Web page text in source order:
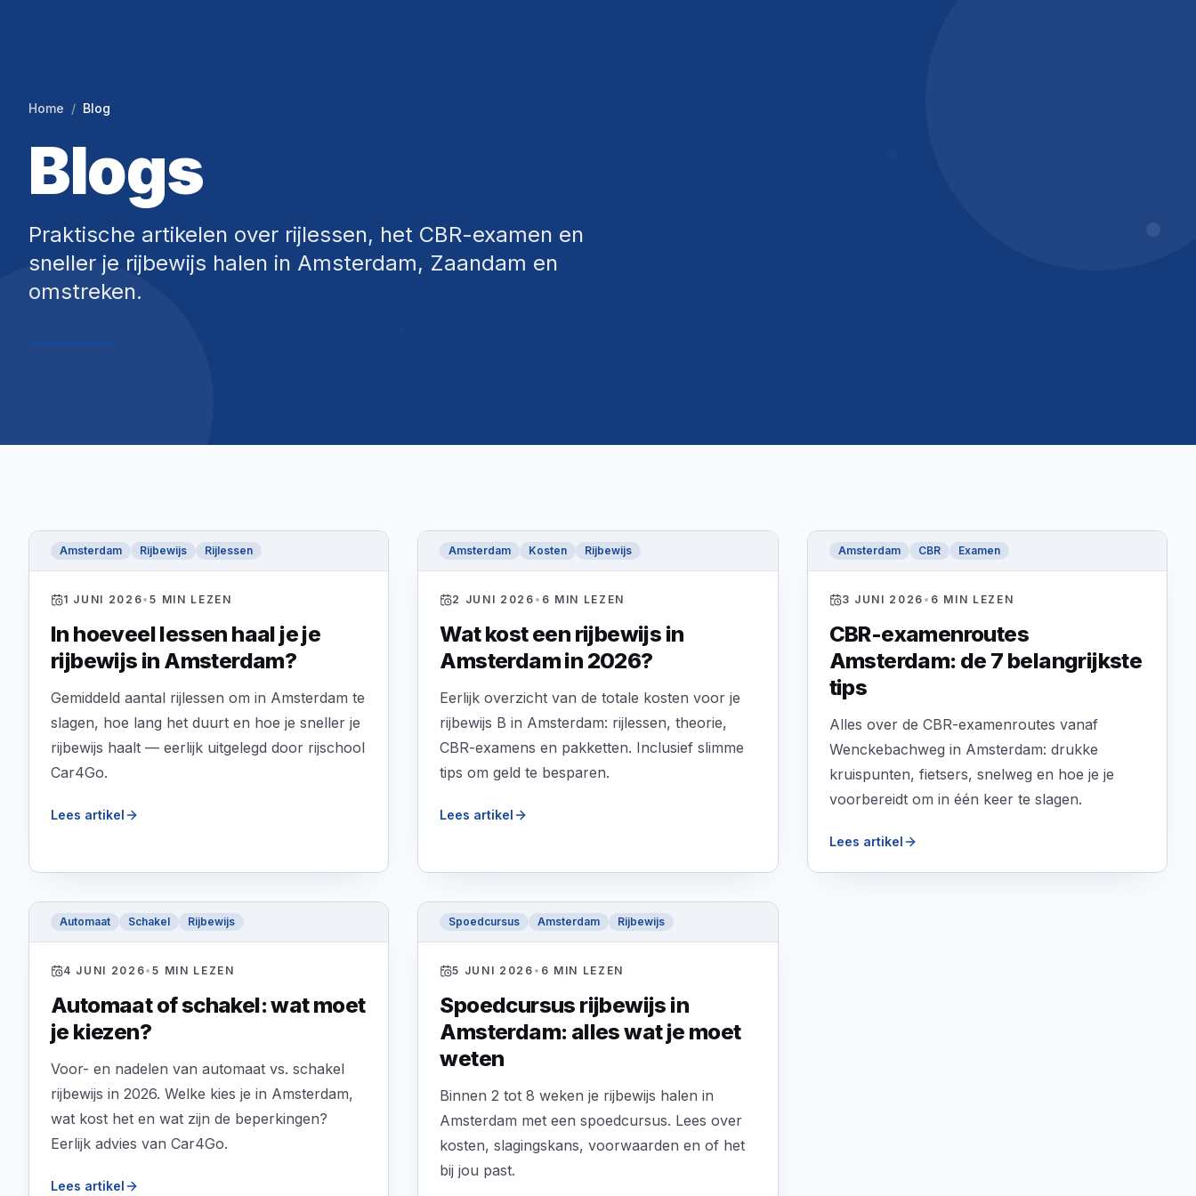
Home / Blog
Blogs
Praktische artikelen over rijlessen, het CBR-examen en
sneller je rijbewijs halen in Amsterdam, Zaandam en
omstreken.
Amsterdam Rijbewijs Rijlessen
1 JUNI 2026•5 MIN LEZEN
In hoeveel lessen haal je je
rijbewijs in Amsterdam?
Gemiddeld aantal rijlessen om in Amsterdam te
slagen, hoe lang het duurt en hoe je sneller je
rijbewijs haalt — eerlijk uitgelegd door rijschool
Car4Go.
Lees artikel
Amsterdam Kosten Rijbewijs
2 JUNI 2026 • 6 MIN LEZEN
Wat kost een rijbewijs in
Amsterdam in 2026?
Eerlijk overzicht van de totale kosten voor je
rijbewijs B in Amsterdam: rijlessen, theorie,
CBR-examens en pakketten. Inclusief slimme
tips om geld te besparen.
Lees artikel
Amsterdam CBR Examen
3 JUNI 2026 • 6 MIN LEZEN
CBR-examenroutes
Amsterdam: de 7 belangrijkste
tips
Alles over de CBR-examenroutes vanaf
Wenckebachweg in Amsterdam: drukke
kruispunten, fietsers, snelweg en hoe je je
voorbereidt om in één keer te slagen.
Lees artikel
Automaat Schakel Rijbewijs
4 JUNI 2026•5 MIN LEZEN
Automaat of schakel: wat moet
je kiezen?
Voor- en nadelen van automaat vs. schakel
rijbewijs in 2026. Welke kies je in Amsterdam,
wat kost het en wat zijn de beperkingen?
Eerlijk advies van Car4Go.
Lees artikel
Spoedcursus Amsterdam Rijbewijs
5 JUNI 2026 • 6 MIN LEZEN
Spoedcursus rijbewijs in
Amsterdam: alles wat je moet
weten
Binnen 2 tot 8 weken je rijbewijs halen in
Amsterdam met een spoedcursus. Lees over
kosten, slagingskans, voorwaarden en of het
bij jou past.